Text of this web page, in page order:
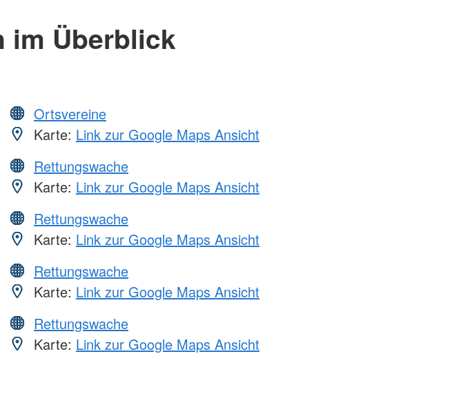
im Überblick
Ortsvereine
Karte: Link zur Google Maps Ansicht
Rettungswache
Karte: Link zur Google Maps Ansicht
Rettungswache
Karte: Link zur Google Maps Ansicht
Rettungswache
Karte: Link zur Google Maps Ansicht
Rettungswache
Karte: Link zur Google Maps Ansicht